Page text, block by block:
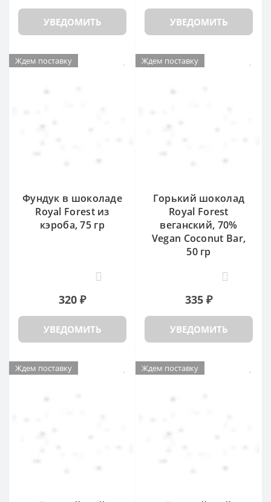
УВЕДОМИТЬ УВЕДОМИТЬ
Ждем поставку
Фундук в шоколаде
Royal Forest из
кэроба, 75 гр
39
320 ₽
УВЕДОМИТЬ
Ждем поставку
Горький шоколад
Royal Forest
веганский, 70%
Vegan Coconut Bar,
50 гр
22
335 ₽
УВЕДОМИТЬ
Ждем поставку Ждем поставку